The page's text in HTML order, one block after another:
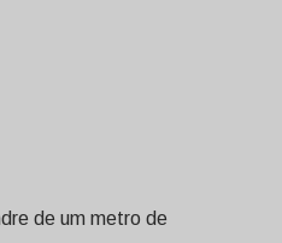
de um metro de